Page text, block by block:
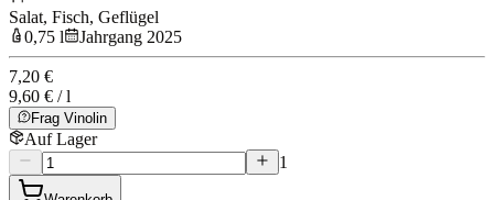
Salat, Fisch, Geflügel
0,75 l
Jahrgang 2025
7,20 €
9,60 € / l
Frag Vinolin
Auf Lager
1